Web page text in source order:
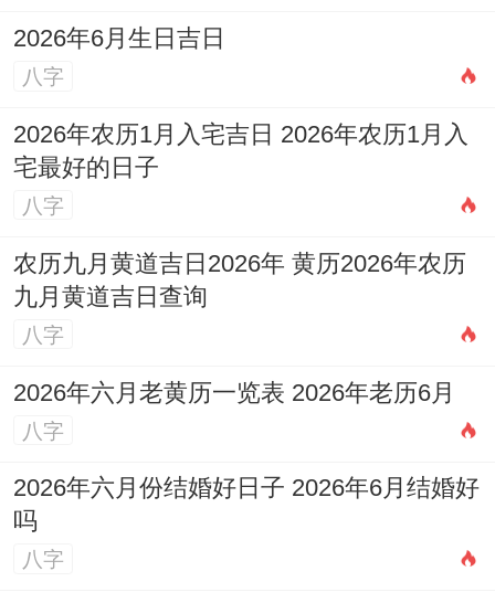
2026年6月生日吉日
八字
2026年农历1月入宅吉日 2026年农历1月入
宅最好的日子
八字
农历九月黄道吉日2026年 黄历2026年农历
九月黄道吉日查询
八字
2026年六月老黄历一览表 2026年老历6月
八字
2026年六月份结婚好日子 2026年6月结婚好
吗
八字